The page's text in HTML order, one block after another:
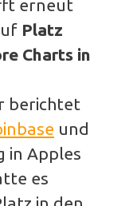
erneut
Platz
Charts in
berichtet
und
in Apples
es